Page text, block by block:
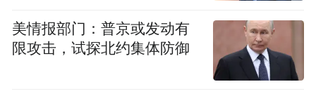
美情报部门：普京或发动有
限攻击，试探北约集体防御